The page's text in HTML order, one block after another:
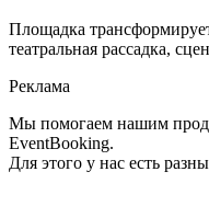
Площадка
театральная рассадка,
Реклама
Мы помогаем нашим
EventBooking.
Для этого у нас есть